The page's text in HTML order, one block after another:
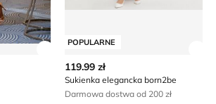
POPULARNE
119.99 zł
Sukienka elegancka born2be
Darmowa dostwa od 200 zł